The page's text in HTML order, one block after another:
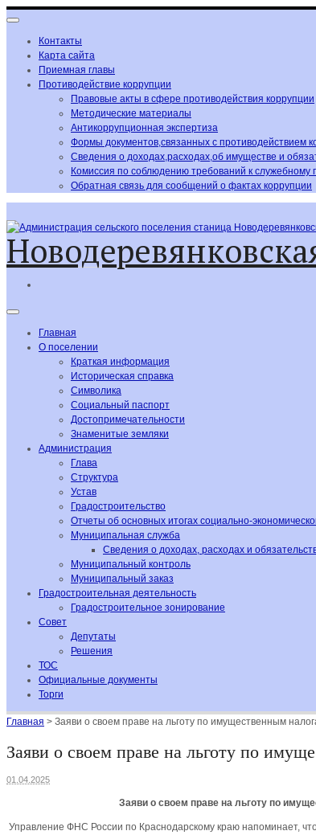
Контакты
Карта сайта
Приемная главы
Противодействие коррупции
Правовые акты в сфере противодействия коррупции
Методические материалы
Антикоррупционная экспертиза
Формы документов,связанных с противодействием
Сведения о доходах,расходах,об имуществе и
Комиссия по соблюдению требований к
Обратная связь для сообщений о фактах коррупции
Главная
О поселении
Краткая информация
Историческая справка
Символика
Социальный паспорт
Достопримечательности
Знаменитые земляки
Администрация
Глава
Структура
Устав
Градостроительство
Отчеты об основных итогах социально-
Муниципальная служба
Сведения о доходах, расходах и
Муниципальный контроль
Муниципальный заказ
Градостроительная деятельность
Градостроительное зонирование
Совет
Депутаты
Решения
ТОС
Официальные документы
Торги
Главная > Заяви о своем праве на льготу по имущественным
Заяви о своем праве на льготу по
01.04.2025
Заяви о своем праве на льготу по
Управление ФНС России по Краснодарскому краю напоминает,